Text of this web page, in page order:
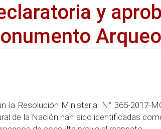
y
la Resolución Ministerial N° 365-
de la Nación han sido identificadas